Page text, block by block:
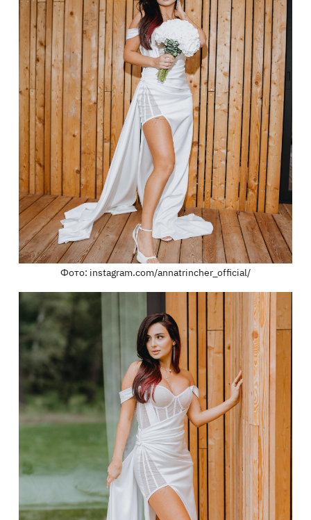
Фото: instagram.com/annatrincher_official/